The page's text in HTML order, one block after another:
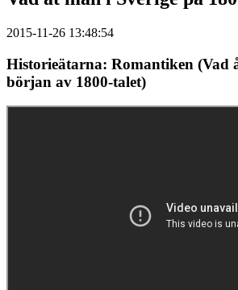
2015-11-26 13:48:54
Historieätarna: Romantiken (Vad
början av 1800-talet)